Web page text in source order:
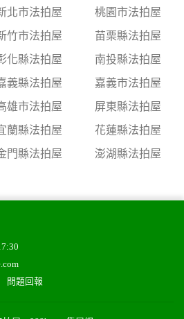
北市法拍屋
桃園市法拍屋
竹市法拍屋
苗栗縣法拍屋
化縣法拍屋
南投縣法拍屋
義縣法拍屋
嘉義市法拍屋
雄市法拍屋
屏東縣法拍屋
蘭縣法拍屋
花蓮縣法拍屋
門縣法拍屋
澎湖縣法拍屋
問題回報